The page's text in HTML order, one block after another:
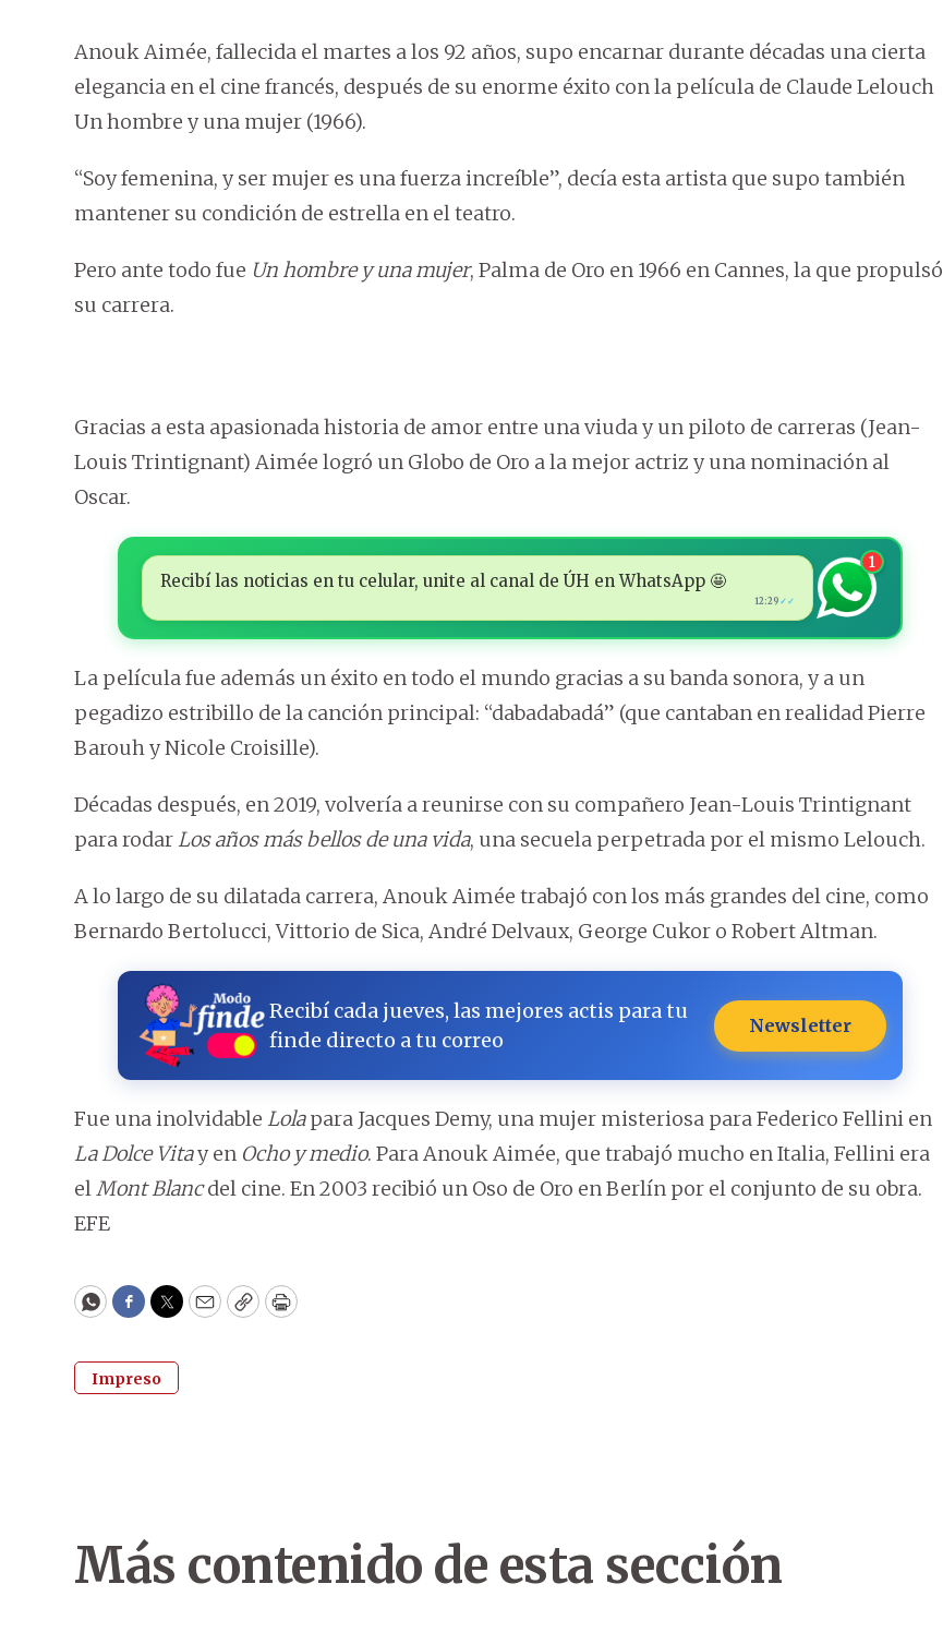
Anouk Aimée, fallecida el martes a los 92 años, supo encarnar durante décadas una cierta
elegancia en el cine francés, después de su enorme éxito con la película de Claude Lelouch
Un hombre y una mujer (1966).
“Soy femenina, y ser mujer es una fuerza increíble”, decía esta artista que supo también
mantener su condición de estrella en el teatro.
Pero ante todo fue Un hombre y una mujer, Palma de Oro en 1966 en Cannes, la que propulsó
su carrera.
Gracias a esta apasionada historia de amor entre una viuda y un piloto de carreras (Jean-
Louis Trintignant) Aimée logró un Globo de Oro a la mejor actriz y una nominación al
Oscar.
Recibí las noticias en tu celular, unite al canal de ÚH en WhatsApp 🤩
12:29 ✓✓
1
La película fue además un éxito en todo el mundo gracias a su banda sonora, y a un
pegadizo estribillo de la canción principal: “dabadabadá” (que cantaban en realidad Pierre
Barouh y Nicole Croisille).
Décadas después, en 2019, volvería a reunirse con su compañero Jean-Louis Trintignant
para rodarLos años más bellos de una vida, una secuela perpetrada por el mismo Lelouch.
A lo largo de su dilatada carrera, Anouk Aimée trabajó con los más grandes del cine, como
Bernardo Bertolucci, Vittorio de Sica, André Delvaux, George Cukor o Robert Altman.
Recibí cada jueves, las mejores actis para tu
finde directo a tu correo
Newsletter
Fue una inolvidable Lolapara Jacques Demy, una mujer misteriosa para Federico Fellini en
La Dolce Vitay en Ocho y medio. Para Anouk Aimée, que trabajó mucho en Italia, Fellini era
elMont Blancdel cine. En 2003 recibió un Oso de Oro en Berlín por el conjunto de su obra.
EFE
WhatsApp
Facebook
Twitter
EmailCopyPrint
Impreso
Más contenido de esta sección